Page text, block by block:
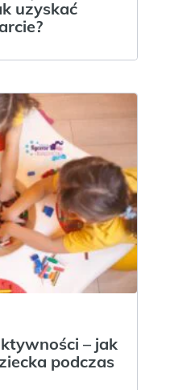
uzyskać
– jak
podczas